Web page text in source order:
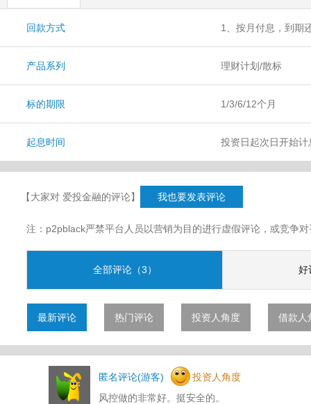
回款方式 1、按月付息，到期
产品系列 理财计划/散标
标的期限 1/3/6/12个月
起息时间 投资日起次日开始
【大家对 爱投金融的评论】 我也要发表评论
注：p2pblack严禁平台人员以营销为目的进行虚假评论，或竞争
全部评论（3） 好
最新评论 热门评论 投资人角度 借款人
匿名评论(游客)
投资人角度
风控做的非常好。挺安全的。